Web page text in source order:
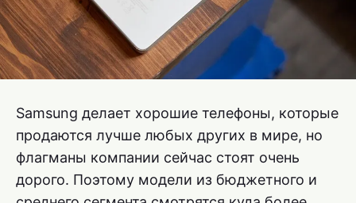
Samsung делает хорошие телефоны, которые
продаются лучше любых других в мире, но
флагманы компании сейчас стоят очень
дорого. Поэтому модели из бюджетного и